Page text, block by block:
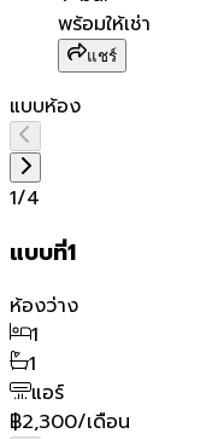
พร้อมให้เช่า
แชร์
แบบห้อง
1/4
แบบที่1
ห้องว่าง
1
1
แอร์
฿2,300/เดือน